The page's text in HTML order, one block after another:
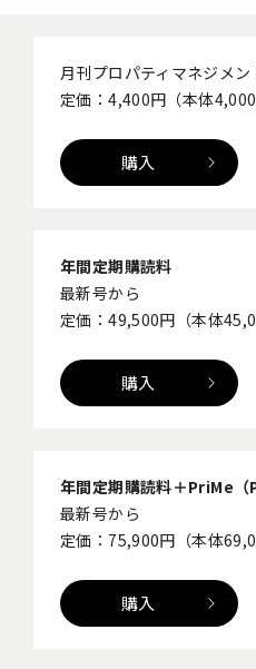
月刊プロパティマネジメ
定価：4,400円（本体4,000
購入
年間定期購読料
最新号から
定価：49,500円（本体
購入
年間定期購読料＋PriMe（
最新号から
定価：75,900円（本体
購入